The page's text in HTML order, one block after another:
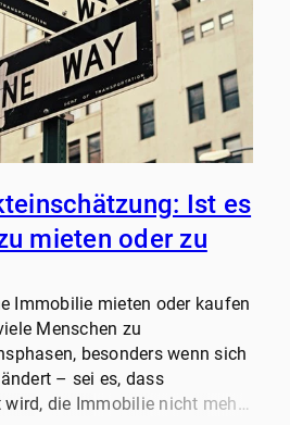
Ist es
mieten oder zu
Immobilie mieten oder kaufen
Menschen zu
besonders wenn sich
– sei es, dass
die Immobilie nicht mehr